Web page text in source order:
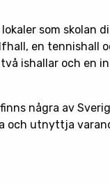
som skolan
en tennishall
ishallar och en
några av
och utnyttja